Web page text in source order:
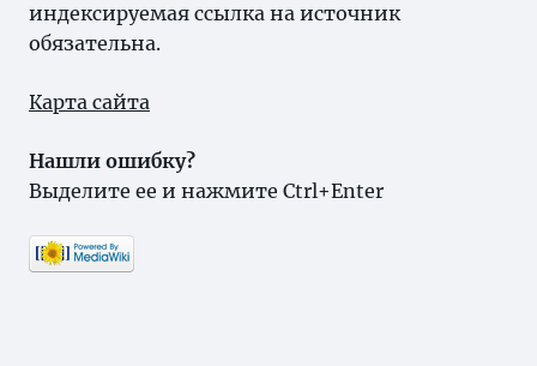
индексируемая ссылка на источник
обязательна.
Карта сайта
Нашли ошибку?
Выделите ее и нажмите Ctrl+Enter